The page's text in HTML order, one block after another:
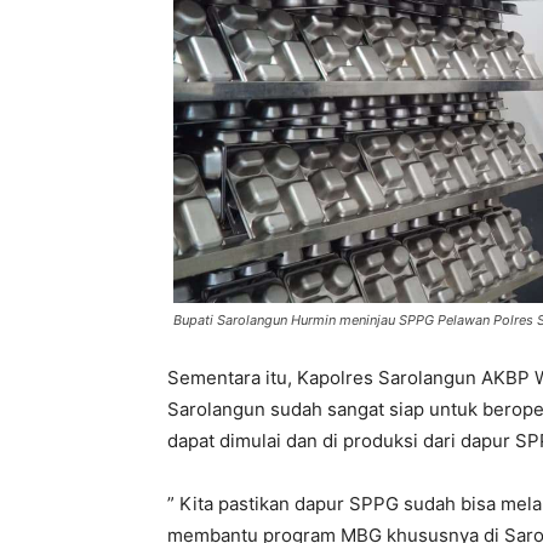
Bupati Sarolangun Hurmin meninjau SPPG Pelawan Polres
Sementara itu, Kapolres Sarolangun AKBP
Sarolangun sudah sangat siap untuk
dapat dimulai dan di produksi dari dapur
” Kita pastikan dapur SPPG sudah bisa
membantu program MBG khususnya di